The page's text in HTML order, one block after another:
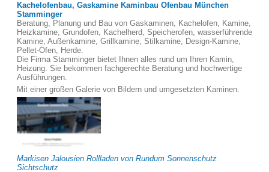
Kachelofenbau, Gaskamine Kaminbau Ofenbau München
Stamminger
Beratung, Planung und Bau von Gaskaminen, Kachelofen, Kamine,
Heizkamine, Grundofen, Kachelherd, Speicherofen, wasserführende
Kamine, Außenkamine, Grillkamine, Stilkamine, Design-Kamine,
Pellet-Öfen, Herde.
Die Firma Stamminger bietet Ihnen alles rund um Ihren Kamin,
Heizung. Sie bekommen fachgerechte Beratung und hochwertige
Ausführungen.
Mit einer großen Galerie von Bildern und umgesetzten Kaminen.
Markisen Jalousien Rollladen von Rundum Sonnenschutz
Sichtschutz